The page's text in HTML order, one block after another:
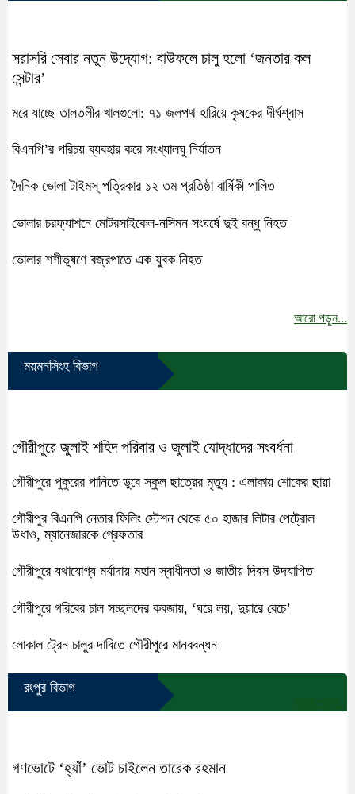
সরাসরি সেবার নতুন উদ্যোগ: বাউফলে চালু হলো ‘জনতার কল
সেন্টার’
মরে যাচ্ছে তালতলীর খালগুলো: ৭১ জলপথ হারিয়ে কৃষকের দীর্ঘশ্বাস
বিএনপি’র পরিচয় ব্যবহার করে সংখ্যালঘু নির্যাতন
দৈনিক ভোলা টাইমস্ পত্রিকার ১২ তম প্রতিষ্ঠা বার্ষিকী পালিত
ভোলার চরফ্যাশনে মোটরসাইকেল-নসিমন সংঘর্ষে দুই বন্ধু নিহত
ভোলার শশীভূষণে বজ্রপাতে এক যুবক নিহত
আরো পড়ুন...
ময়মনসিংহ বিভাগ
গৌরীপুরে জুলাই শহিদ পরিবার ও জুলাই যোদ্ধাদের সংবর্ধনা
গৌরীপুরে পুকুরের পানিতে ডুবে স্কুল ছাত্রের মৃত্যু : এলাকায় শোকের ছায়া
গৌরীপুর বিএনপি নেতার ফিলিং স্টেশন থেকে ৫০ হাজার লিটার পেট্রোল
উধাও, ম্যানেজারকে গ্রেফতার
গৌরীপুরে যথাযোগ্য মর্যাদায় মহান স্বাধীনতা ও জাতীয় দিবস উদযাপিত
গৌরীপুরে গরিবের চাল সচ্ছলদের কবজায়, ‘ঘরে লয়, দুয়ারে বেচে’
লোকাল ট্রেন চালুর দাবিতে গৌরীপুরে মানববন্ধন
আরো পড়ুন...
রংপুর বিভাগ
গণভোটে ‘হ্যাঁ’ ভোট চাইলেন তারেক রহমান